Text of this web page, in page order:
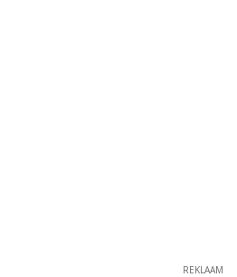
REKLAAM